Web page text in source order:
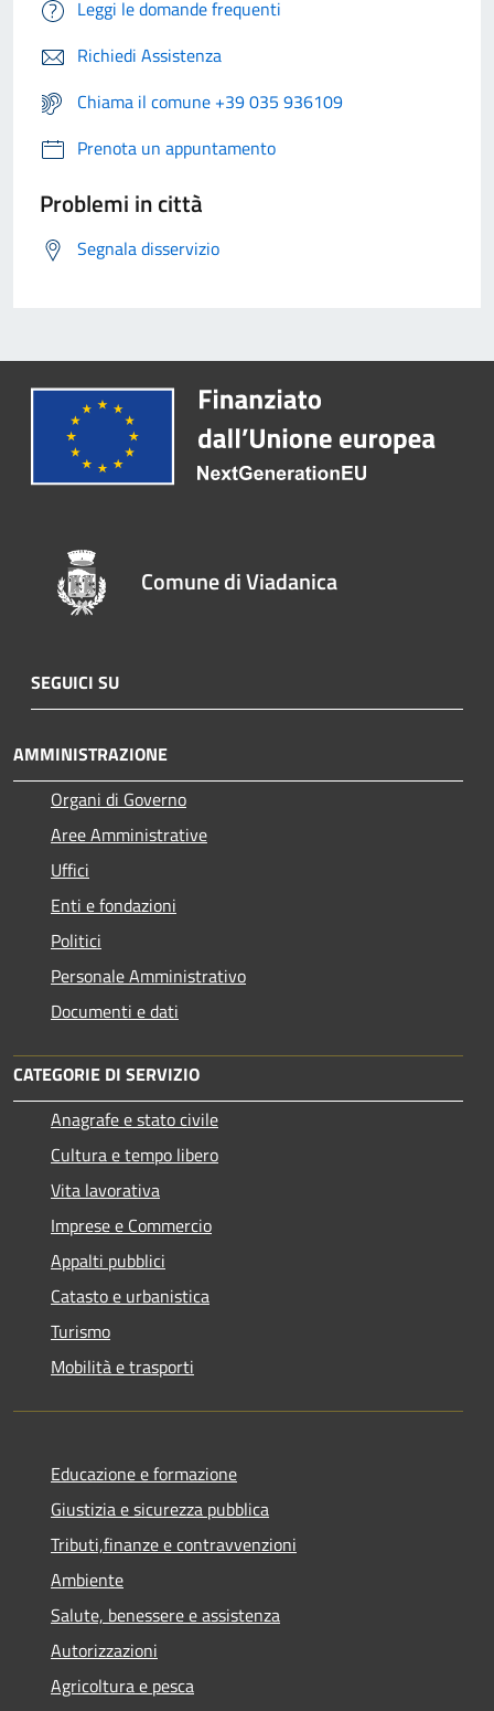
Leggi le domande frequenti
Richiedi Assistenza
Chiama il comune +39 035 936109
Prenota un appuntamento
Problemi in città
Segnala disservizio
Comune di Viadanica
SEGUICI SU
AMMINISTRAZIONE
Organi di Governo
Aree Amministrative
Uffici
Enti e fondazioni
Politici
Personale Amministrativo
Documenti e dati
CATEGORIE DI SERVIZIO
Anagrafe e stato civile
Cultura e tempo libero
Vita lavorativa
Imprese e Commercio
Appalti pubblici
Catasto e urbanistica
Turismo
Mobilità e trasporti
Educazione e formazione
Giustizia e sicurezza pubblica
Tributi,finanze e contravvenzioni
Ambiente
Salute, benessere e assistenza
Autorizzazioni
Agricoltura e pesca